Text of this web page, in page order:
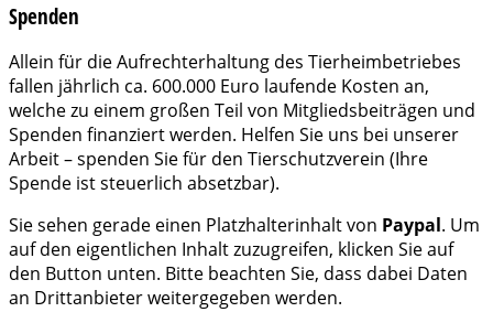
Spenden
Allein für die Aufrechterhaltung des Tierheimbetriebes
fallen jährlich ca. 600.000 Euro laufende Kosten an,
welche zu einem großen Teil von Mitgliedsbeiträgen und
Spenden finanziert werden. Helfen Sie uns bei unserer
Arbeit – spenden Sie für den Tierschutzverein (Ihre
Spende ist steuerlich absetzbar).
Sie sehen gerade einen Platzhalterinhalt von Paypal. Um
auf den eigentlichen Inhalt zuzugreifen, klicken Sie auf
den Button unten. Bitte beachten Sie, dass dabei Daten
an Drittanbieter weitergegeben werden.